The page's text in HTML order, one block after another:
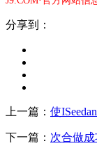
分享到：
上一篇： 使
下一篇： 次合做